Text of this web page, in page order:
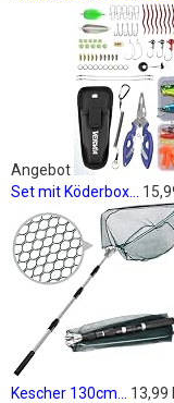
Angebot
Set mit Köderbox...
Kescher 130cm...
13,99